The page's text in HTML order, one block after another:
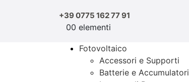
+39 0775 162 77 91
00 elementi
Fotovoltaico
Accessori e Supporti
Batterie e Accumulatori